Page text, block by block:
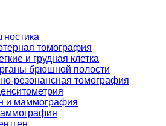
томография
и грудная клетка
брюшной полости
резонансная томография
и маммография